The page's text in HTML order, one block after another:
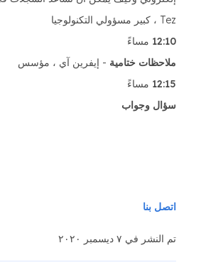
Tez ، كبير مسؤولي التكنولوجيا
12:10 مساءً
ملاحظات ختامية - إيفرين آي ، مؤسس
12:15 مساءً
سؤال وجواب
اتصل بنا
تم النشر في ٧ ديسمبر ٢٠٢٠